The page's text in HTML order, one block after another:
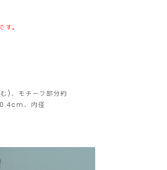
。
)、モチーフ部分約
、内径